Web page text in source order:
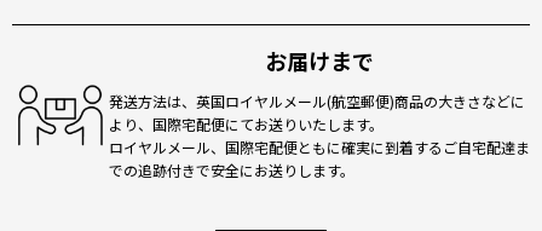
お届けまで
発送方法は、英国ロイヤルメール(航空郵便)商品の大きさなどに
より、国際宅配便にてお送りいたします。
ロイヤルメール、国際宅配便ともに確実に到着するご自宅配達ま
での追跡付きで安全にお送りします。